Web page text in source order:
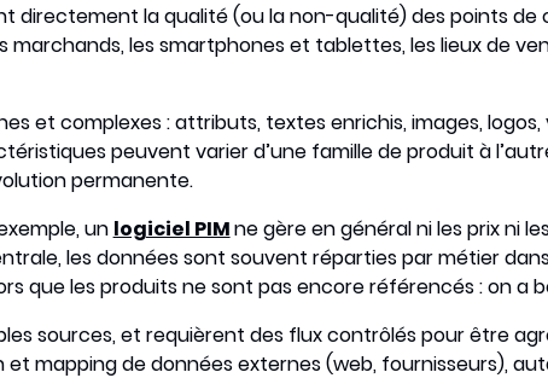
directement la qualité (ou la non-qualité) des points de
les smartphones et tablettes, les lieux de
et complexes : attributs, textes enrichis, images, logos,
peuvent varier d’une famille de produit à
permanente.
un logiciel PIMne gère en général ni les prix ni
les données sont souvent réparties par métier
que les produits ne sont pas encore référencés : on a
sources, et requièrent des flux contrôlés pour être
mapping de données externes (web, fournisseurs),